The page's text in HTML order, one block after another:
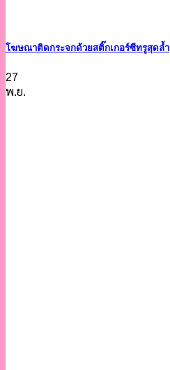
โฆษณาติดกระจกด้วยสติ๊กเกอร์ซีทรูสุดล้ำ
27
พ.ย.